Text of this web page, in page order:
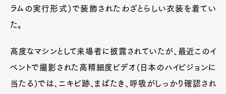
ラムの実行形式）で装飾されたわざとらしい衣装を着てい
た。
高度なマシンとして来場者に披露されていたが、最近このイ
ベントで撮影された高精細度ビデオ（日本のハイビジョンに
当たる）では、ニキビ跡、まばたき、呼吸がしっかり確認され